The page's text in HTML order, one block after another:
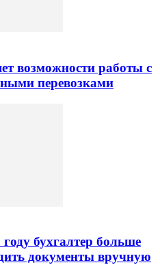
возможности работы с
перевозками
бухгалтер больше
документы вручную